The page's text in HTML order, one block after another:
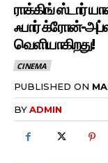
ராக்கிங் ஸ்டார்
ஃபார் க்ரோன்-
வெளியாகிறது!
CINEMA
PUBLISHED ON
BYADMIN